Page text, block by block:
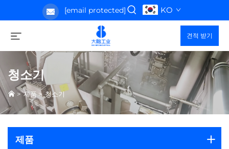
[email protected] KO
견적 받기
청소기
>제품>청소기
제품